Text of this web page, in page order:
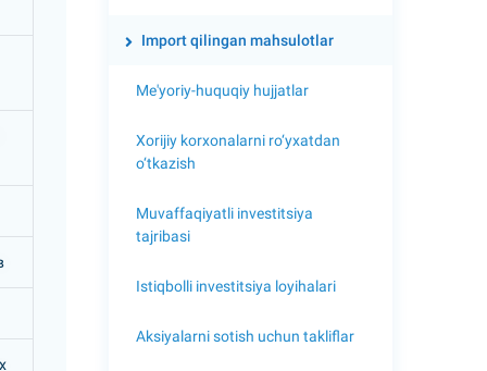
Import qilingan mahsulotlar
Me'yoriy-huquqiy hujjatlar
Xorijiy korxonalarni ro‘yxatdan
o‘tkazish
Muvaffaqiyatli investitsiya
tajribasi
Istiqbolli investitsiya loyihalari
Aksiyalarni sotish uchun takliflar